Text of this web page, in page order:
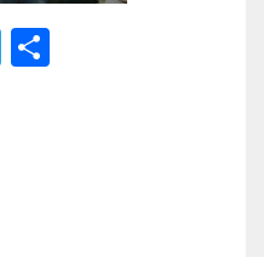
Telegram